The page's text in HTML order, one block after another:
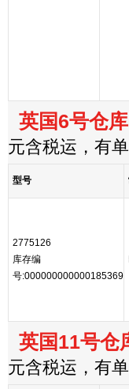
英国6号仓库
元含税运，有
型号
2775126
库存编
号:000000000000185369
英国11号仓
元含税运，有